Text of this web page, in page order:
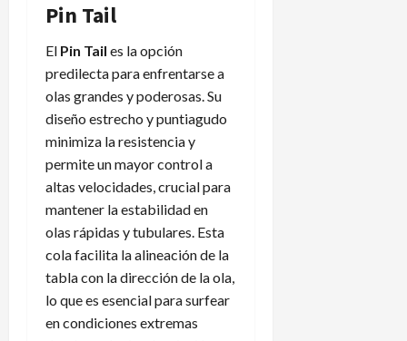
Pin Tail
El Pin Tail es la opción
predilecta para enfrentarse a
olas grandes y poderosas. Su
diseño estrecho y puntiagudo
minimiza la resistencia y
permite un mayor control a
altas velocidades, crucial para
mantener la estabilidad en
olas rápidas y tubulares. Esta
cola facilita la alineación de la
tabla con la dirección de la ola,
lo que es esencial para surfear
en condiciones extremas